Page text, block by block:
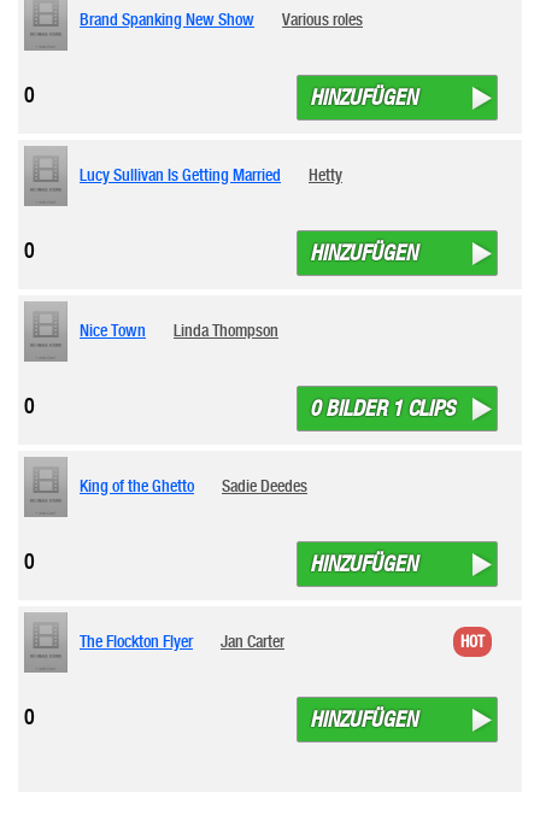
Brand Spanking New Show Various roles
HINZUFÜGEN
0
Lucy Sullivan Is Getting Married Hetty
HINZUFÜGEN
0
Nice Town Linda Thompson
0 BILDER 1 CLIPS
0
King of the Ghetto Sadie Deedes
HINZUFÜGEN
0
The Flockton Flyer Jan Carter
HINZUFÜGEN
0
HOT